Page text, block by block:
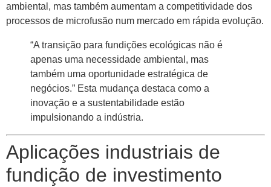
ambiental, mas também aumentam a competitividade dos
processos de microfusão num mercado em rápida evolução.
“A transição para fundições ecológicas não é
apenas uma necessidade ambiental, mas
também uma oportunidade estratégica de
negócios.” Esta mudança destaca como a
inovação e a sustentabilidade estão
impulsionando a indústria.
Aplicações industriais de
fundição de investimento